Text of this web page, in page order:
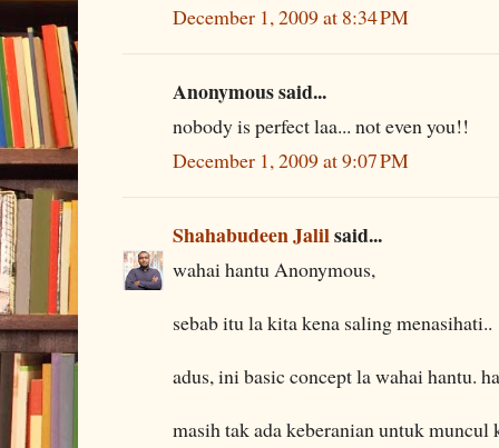
December 1, 2009 at 8:34 PM
Anonymous said...
nobody is perfect laa... not even you!!
December 1, 2009 at 9:07 PM
Shahabudeen Jalilsaid...
wahai hantu Anonymous,
sebab itu la kita kena saling menasihati..
adus, ini basic concept la wahai hantu.
masih tak ada keberanian untuk muncul